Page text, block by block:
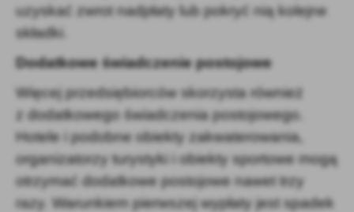
uzyskać zwrot nadpłaty lub pokryć nią kolejne
składki.
Dodatkowe świadczenie postojowe
Więcej przedsiębiorców skorzysta również
z dodatkowego świadczenia postojowego.
Hotele i podobne obiekty zakwaterowania,
organizatorzy turystyki i obiekty sportowe mogą
otrzymać dodatkowe postojowe nawet trzy
razy. Warunkiem pierwszej wypłaty jest spadek